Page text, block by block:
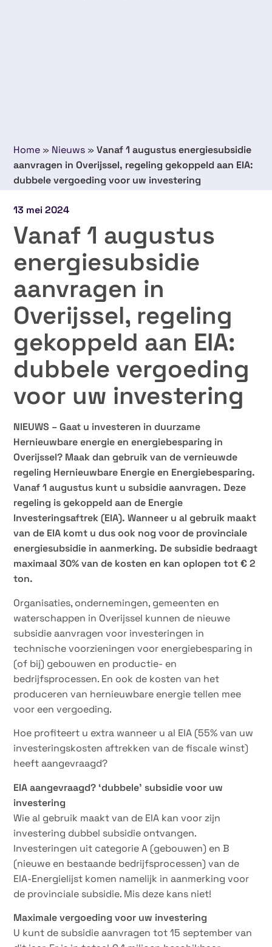
Home » Nieuws »Vanaf 1 augustus energiesubsidie
aanvragen in Overijssel, regeling gekoppeld aan EIA:
dubbele vergoeding voor uw investering
13 mei 2024
Vanaf 1 augustus
energiesubsidie
aanvragen in
Overijssel, regeling
gekoppeld aan EIA:
dubbele vergoeding
voor uw investering
NIEUWS – Gaat u investeren in duurzame
Hernieuwbare energie en energiebesparing in
Overijssel? Maak dan gebruik van de vernieuwde
regeling Hernieuwbare Energie en Energiebesparing.
Vanaf 1 augustus kunt u subsidie aanvragen. Deze
regeling is gekoppeld aan de Energie
Investeringsaftrek (EIA). Wanneer u al gebruik maakt
van de EIA komt u dus ook nog voor de provinciale
energiesubsidie in aanmerking. De subsidie bedraagt
maximaal 30% van de kosten en kan oplopen tot € 2
ton.
Organisaties, ondernemingen, gemeenten en
waterschappen in Overijssel kunnen de nieuwe
subsidie aanvragen voor investeringen in
technische voorzieningen voor energiebesparing in
(of bij) gebouwen en productie- en
bedrijfsprocessen. En ook de kosten van het
produceren van hernieuwbare energie tellen mee
voor een vergoeding.
Hoe profiteert u extra wanneer u al EIA (55% van uw
investeringskosten aftrekken van de fiscale winst)
heeft aangevraagd?
EIA aangevraagd? ‘dubbele’ subsidie voor uw
investering
Wie al gebruik maakt van de EIA kan voor zijn
investering dubbel subsidie ontvangen.
Investeringen uit categorie A (gebouwen) en B
(nieuwe en bestaande bedrijfsprocessen) van de
EIA-Energielijst komen namelijk in aanmerking voor
de provinciale subsidie. Mis deze kans niet!
Maximale vergoeding voor uw investering
U kunt de subsidie aanvragen tot 15 september van